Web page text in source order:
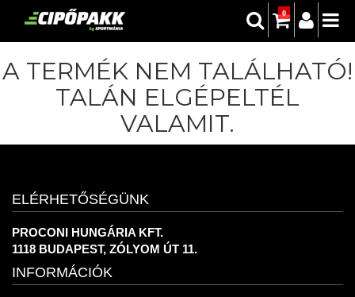
0
A TERMÉK NEM TALÁLHATÓ!
TALÁN ELGÉPELTÉL
VALAMIT.
ELÉRHETŐSÉGÜNK
PROCONI HUNGÁRIA KFT.
1118 BUDAPEST, ZÓLYOM ÚT 11.
INFORMÁCIÓK